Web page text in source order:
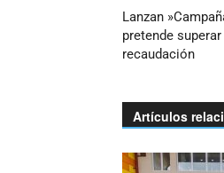
Lanzan
pretende
recaudación
Artículos